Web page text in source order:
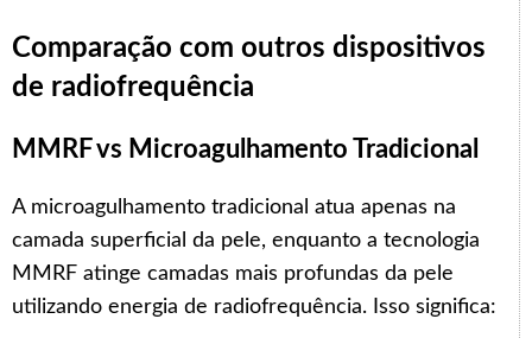
Comparação com outros dispositivos
de radiofrequência
MMRF vs Microagulhamento Tradicional
A microagulhamento tradicional atua apenas na
camada superficial da pele, enquanto a tecnologia
MMRF atinge camadas mais profundas da pele
utilizando energia de radiofrequência. Isso significa: